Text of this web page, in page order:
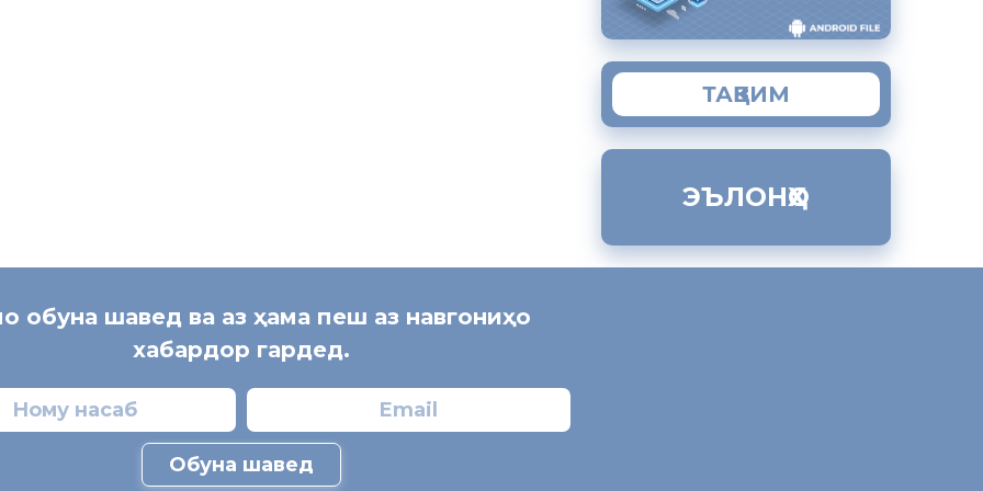
ТАҚВИМ
ЭЪЛОНҲО
обуна шавед ва аз ҳама пеш аз навгониҳо
хабардор гардед.
Обуна шавед